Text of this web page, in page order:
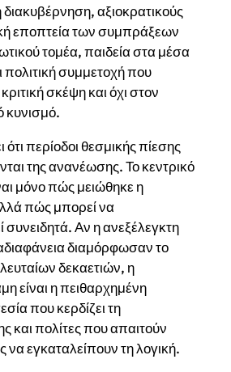
διακυβέρνηση, αξιοκρατικούς
εποπτεία των συμπράξεων
τομέα, παιδεία στα μέσα
συμμετοχή που
σκέψη και όχι στον
κυνισμό.
ότι περίοδοι θεσμικής πίεσης
της ανανέωσης. Το κεντρικό
μόνο πώς μειώθηκε η
πώς μπορεί να
συνειδητά. Αν η ανεξέλεγκτη
διαμόρφωσαν το
δεκαετιών, η
είναι η πειθαρχημένη
που κερδίζει τη
και πολίτες που απαιτούν
να εγκαταλείπουν τη λογική.